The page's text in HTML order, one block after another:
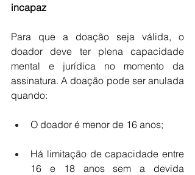
incapaz
Para que a doação seja válida, o
doador deve ter plena capacidade
mental e jurídica no momento da
assinatura. A doação pode ser anulada
quando:
O doador é menor de 16 anos;
Há limitação de capacidade entre
16 e 18 anos sem a devida